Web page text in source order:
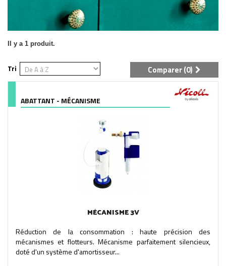
Il y a 1 produit.
Tri Comparer (0)
ABATTANT - MÉCANISME
MÉCANISME 3V
Réduction de la consommation : haute précision des
mécanismes et flotteurs. Mécanisme parfaitement silencieux,
doté d'un système d'amortisseur...